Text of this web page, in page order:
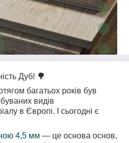
Дуб! 🌳
багатьох років був
видів
в Європі. І сьогодні є
4,5 мм — це основа основ,